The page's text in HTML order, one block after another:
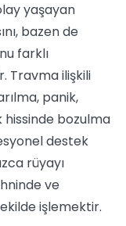
yaşayan
bazen de
farklı
Travma ilişkili
panik,
hissinde bozulma
destek
rüyayı
ve
işlemektir.